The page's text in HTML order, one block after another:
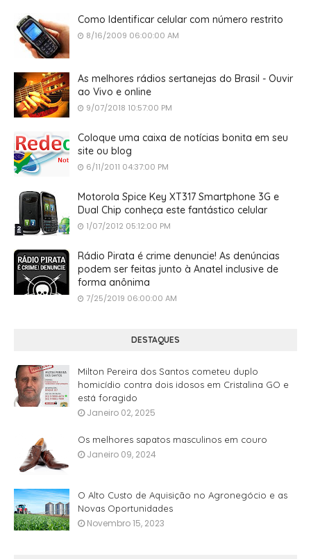
Como Identificar celular com número restrito
8/16/2009 06:00:00 AM
As melhores rádios sertanejas do Brasil - Ouvir
ao Vivo e online
9/07/2018 10:57:00 PM
Coloque uma caixa de notícias bonita em seu
site ou blog
6/11/2011 04:37:00 PM
Motorola Spice Key XT317 Smartphone 3G e
Dual Chip conheça este fantástico celular
1/07/2012 05:12:00 PM
Rádio Pirata é crime denuncie! As denúncias
podem ser feitas junto à Anatel inclusive de
forma anônima
7/25/2019 06:00:00 AM
DESTAQUES
Milton Pereira dos Santos cometeu duplo
homicídio contra dois idosos em Cristalina GO e
está foragido
Janeiro 02, 2025
Os melhores sapatos masculinos em couro
Janeiro 09, 2024
O Alto Custo de Aquisição no Agronegócio e as
Novas Oportunidades
Novembro 15, 2023